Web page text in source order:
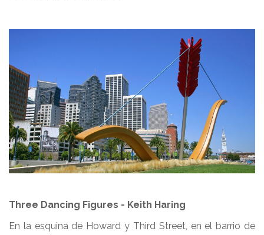
Three Dancing Figures - Keith Haring
En la esquina de Howard y Third Street, en el barrio de